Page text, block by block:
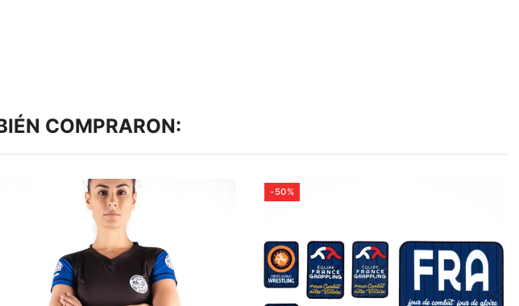
COMPRARON:
-50%